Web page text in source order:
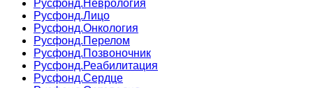
Русфонд.Неврология
Русфонд.Лицо
Русфонд.Онкология
Русфонд.Перелом
Русфонд.Позвоночник
Русфонд.Реабилитация
Русфонд.Сердце